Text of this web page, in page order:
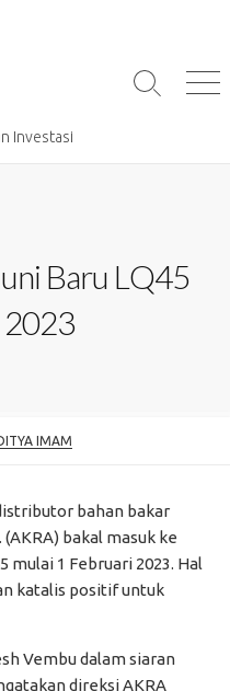
Investasi
Search
Baru LQ45
2023
IMAM
bahan bakar
bakal masuk ke
mulai 1 Februari 2023. Hal
katalis positif untuk
Vembu dalam siaran
direksi AKRA